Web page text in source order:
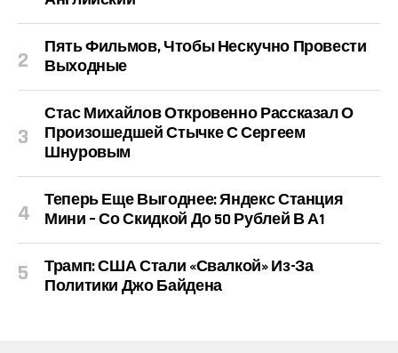
Пять Фильмов, Чтобы Нескучно Провести
Выходные
Стас Михайлов Откровенно Рассказал О
Произошедшей Стычке С Сергеем
Шнуровым
Теперь Еще Выгоднее: Яндекс Станция
Мини – Со Скидкой До 50 Рублей В А1
Трамп: США Стали «свалкой» Из-За
Политики Джо Байдена